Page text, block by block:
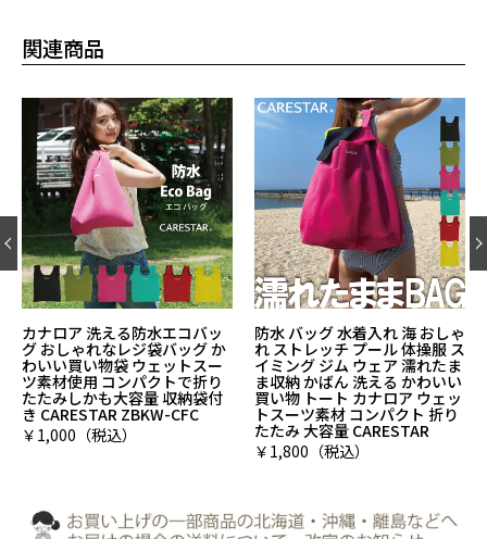
関連商品
える防水エコバッ
なレジ袋バッグ か
物袋 ウェットスー
コンパクトで折り
も大容量 収納袋付
ZBKW-CFC
税込）
防水 バッグ 水着入れ 海 おしゃ
れ ストレッチ プール 体操服 ス
イミング ジム ウェア 濡れたま
ま収納 かばん 洗える かわいい
買い物 トート カナロア ウェッ
トスーツ素材 コンパクト 折り
たたみ 大容量 CARESTAR
￥1,800（税込）
カナロア 洗
グ・保冷ク
ル＆ホット
材使用 かわ
提げタイプ
ンプ/バーベ
CARESTAR